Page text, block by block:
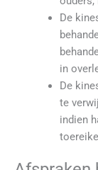
De
in
De
te
indien